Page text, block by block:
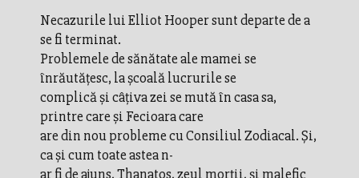
Necazurile lui Elliot Hooper sunt departe de a
se fi terminat.
Problemele de sănătate ale mamei se
înrăutățesc, la școală lucrurile se
complică și câțiva zei se mută în casa sa,
printre care și Fecioara care
are din nou probleme cu Consiliul Zodiacal. Și,
ca și cum toate astea n-
ar fi de ajuns, Thanatos, zeul morții, și malefic